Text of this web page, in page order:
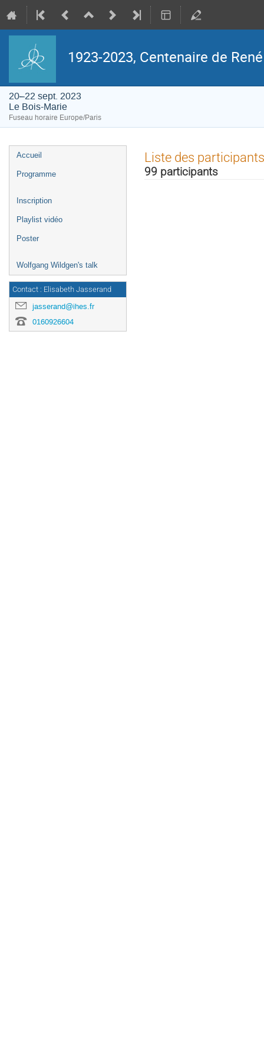
1923-2023, Centenaire de
20–22 sept. 2023
Le Bois-Marie
Fuseau horaire Europe/Paris
Menu
de
l'événement
Accueil
Programme
Inscription
Playlist vidéo
Poster
Wolfgang Wildgen's talk
Contact : Elisabeth Jasserand
jasserand@ihes.fr
0160926604
Liste des participants
99 participants